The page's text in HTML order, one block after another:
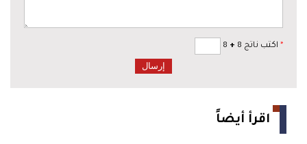
* اكتب ناتج 8 +
اقرأ أيضاً